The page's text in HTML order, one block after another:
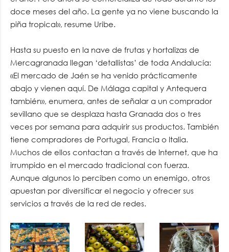
doce meses del año. La gente ya no viene buscando la
piña tropical», resume Uribe.
Hasta su puesto en la nave de frutas y hortalizas de
Mercagranada llegan ‘detallistas’ de toda Andalucía:
«El mercado de Jaén se ha venido prácticamente
abajo y vienen aquí. De Málaga capital y Antequera
también», enumera, antes de señalar a un comprador
sevillano que se desplaza hasta Granada dos o tres
veces por semana para adquirir sus productos. También
tiene compradores de Portugal, Francia o Italia.
Muchos de ellos contactan a través de Internet, que ha
irrumpido en el mercado tradicional con fuerza.
Aunque algunos lo perciben como un enemigo, otros
apuestan por diversificar el negocio y ofrecer sus
servicios a través de la red de redes.